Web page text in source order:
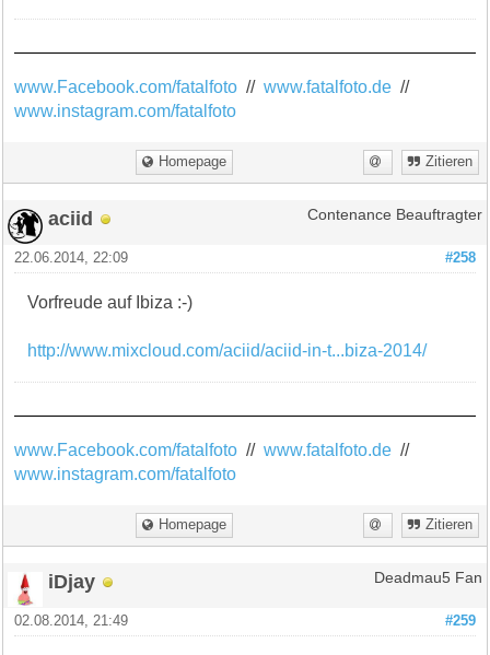
www.Facebook.com/fatalfoto //www.fatalfoto.de //
www.instagram.com/fatalfoto
Homepage Zitieren
aciid Contenance Beauftragter
#258
22.06.2014, 22:09
Vorfreude auf Ibiza :-)
http://www.mixcloud.com/aciid/aciid-in-t...biza-2014/
www.Facebook.com/fatalfoto //www.fatalfoto.de //
www.instagram.com/fatalfoto
Homepage Zitieren
iDjay Deadmau5 Fan
#259
02.08.2014, 21:49